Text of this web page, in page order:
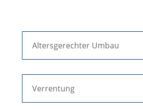
Altersgerechter Umbau
Verrentung